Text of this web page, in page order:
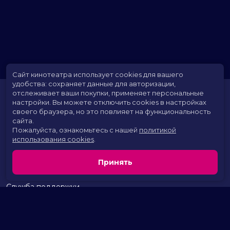
Расписание
Скоро в кино
Территория развлечений
Новости и акции
Служба поддержки
Сайт кинотеатра использует cookies для вашего
удобства: сохраняет данные для авторизации,
отслеживает ваши покупки, применяет персональные
настройки. Вы можете отключить cookies в настройках
своего браузера, но это повлияет на функциональность
сайта.
Пожалуйста, ознакомьтесь с нашей политикой
использования cookies
Принять